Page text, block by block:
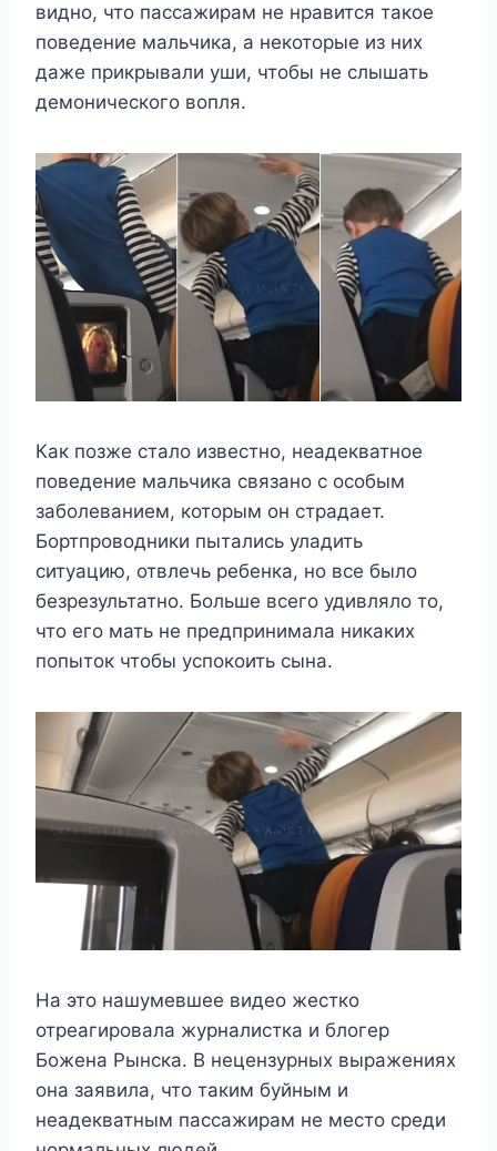
видно, что пассажирам не нравится такое
поведение мальчика, а некоторые из них
даже прикрывали уши, чтобы не слышать
демонического вопля.
Как позже стало известно, неадекватное
поведение мальчика связано с особым
заболеванием, которым он страдает.
Бортпроводники пытались уладить
ситуацию, отвлечь ребенка, но все было
безрезультатно. Больше всего удивляло то,
что его мать не предпринимала никаких
попыток чтобы успокоить сына.
На это нашумевшее видео жестко
отреагировала журналистка и блогер
Божена Рынска. В нецензурных выражениях
она заявила, что таким буйным и
неадекватным пассажирам не место среди